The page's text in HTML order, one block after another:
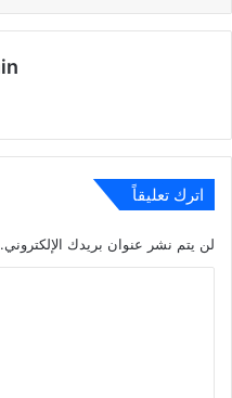
اترك تعليقاً
لن يتم نشر عنوان بريدك الإلكتروني.